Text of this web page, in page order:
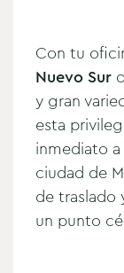
Con tu
Nuevo Sur
y gran
esta
inmediato a
ciudad de
de traslado
un punto